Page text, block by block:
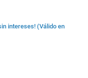
intereses! (Válido en